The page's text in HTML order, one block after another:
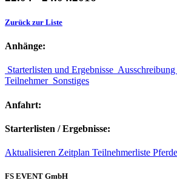
Zurück zur Liste
Anhänge:
Starterlisten und Ergebnisse Ausschreibung
Teilnehmer Sonstiges
Anfahrt:
Starterlisten / Ergebnisse:
Aktualisieren Zeitplan Teilnehmerliste
FS EVENT GmbH